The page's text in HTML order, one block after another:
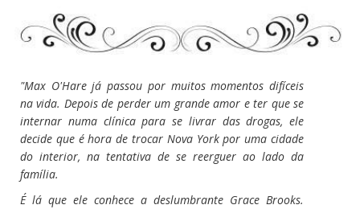
"Max O'Hare já passou por muitos momentos difíceis
na vida. Depois de perder um grande amor e ter que se
internar numa clínica para se livrar das drogas, ele
decide que é hora de trocar Nova York por uma cidade
do interior, na tentativa de se reerguer ao lado da
família.
É lá que ele conhece a deslumbrante Grace Brooks.